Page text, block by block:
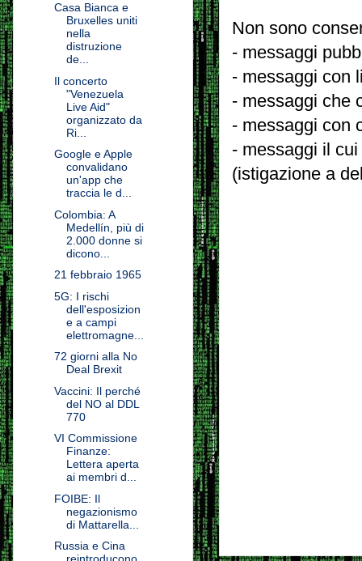
Non sono
- messaggi
- messaggi con
- messaggi che
- messaggi con
- messaggi il
(istigazione a
Casa Bianca e
Bruxelles uniti
nella
distruzione
de...
Il concerto
"Venezuela
Live Aid"
organizzato da
Ri...
Google e Apple
convalidano
un'app che
traccia le d...
Colombia: A
Medellín, più di
2.000 donne si
dicono...
21 febbraio 1965
5G: I rischi
dell'esposizion
e a campi
elettromagne...
72 giorni alla No
Deal Brexit
Vaccini: Il perché
del NO al DDL
770
VI Commissione
Finanze:
Lettera aperta
ai membri d...
FOIBE: Il
negazionismo
di Mattarella...
Russia e Cina